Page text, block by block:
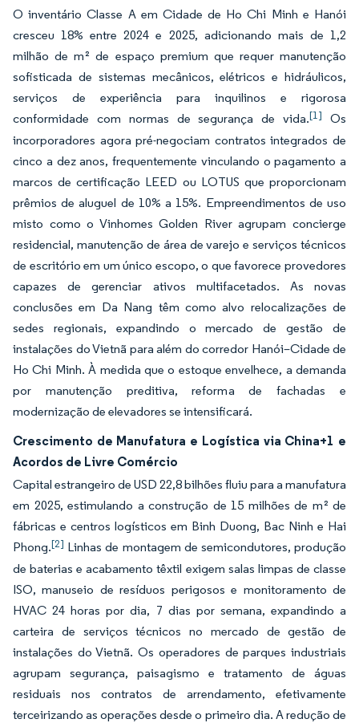
O inventário Classe A em Cidade de Ho Chi Minh e Hanói
cresceu 18% entre 2024 e 2025, adicionando mais de 1,2
milhão de m² de espaço premium que requer manutenção
sofisticada de sistemas mecânicos, elétricos e hidráulicos,
serviços de experiência para inquilinos e rigorosa
conformidade com normas de segurança de vida.[1]
Os
incorporadores agora pré-negociam contratos integrados de
cinco a dez anos, frequentemente vinculando o pagamento a
marcos de certificação LEED ou LOTUS que proporcionam
prêmios de aluguel de 10% a 15%. Empreendimentos de uso
misto como o Vinhomes Golden River agrupam concierge
residencial, manutenção de área de varejo e serviços técnicos
de escritório em um único escopo, o que favorece provedores
capazes de gerenciar ativos multifacetados. As novas
conclusões em Da Nang têm como alvo relocalizações de
sedes regionais, expandindo o mercado de gestão de
instalações do Vietnã para além do corredor Hanói–Cidade de
Ho Chi Minh. À medida que o estoque envelhece, a demanda
por manutenção preditiva, reforma de fachadas e
modernização de elevadores se intensificará.
Crescimento de Manufatura e Logística via China+1 e
Acordos de Livre Comércio
Capital estrangeiro de USD 22,8 bilhões fluiu para a manufatura
em 2025, estimulando a construção de 15 milhões de m² de
fábricas e centros logísticos em Binh Duong, Bac Ninh e Hai
Phong.[2] Linhas de montagem de semicondutores, produção
de baterias e acabamento têxtil exigem salas limpas de classe
ISO, manuseio de resíduos perigosos e monitoramento de
HVAC 24 horas por dia, 7 dias por semana, expandindo a
carteira de serviços técnicos no mercado de gestão de
instalações do Vietnã. Os operadores de parques industriais
agrupam segurança, paisagismo e tratamento de águas
residuais nos contratos de arrendamento, efetivamente
terceirizando as operações desde o primeiro dia. A redução de